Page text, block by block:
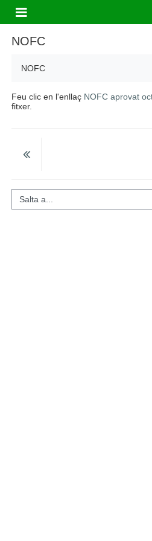
Panell lateral
NOFC
NOFC
Feu clic en l'enllaç NOFC aprovat
fitxer.